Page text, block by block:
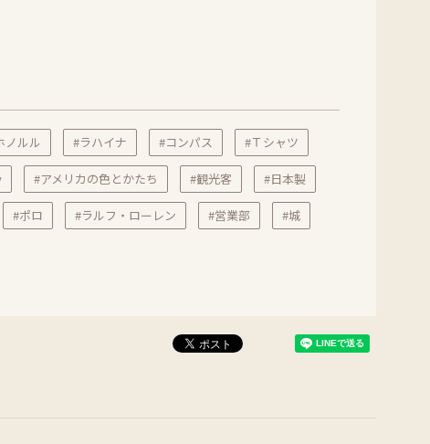
ノルル #ラハイナ #コンパス #Ｔシャツ
#アメリカの色とかたち #観光客 #日本製
#ポロ #ラルフ・ローレン #営業部 #城